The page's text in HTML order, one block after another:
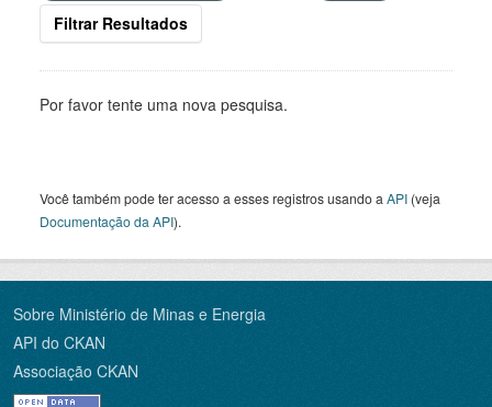
Filtrar Resultados
Por favor tente uma nova pesquisa.
Você também pode ter acesso a esses registros usando a API (veja
Documentação da API).
Sobre Ministério de Minas e Energia
API do CKAN
Associação CKAN